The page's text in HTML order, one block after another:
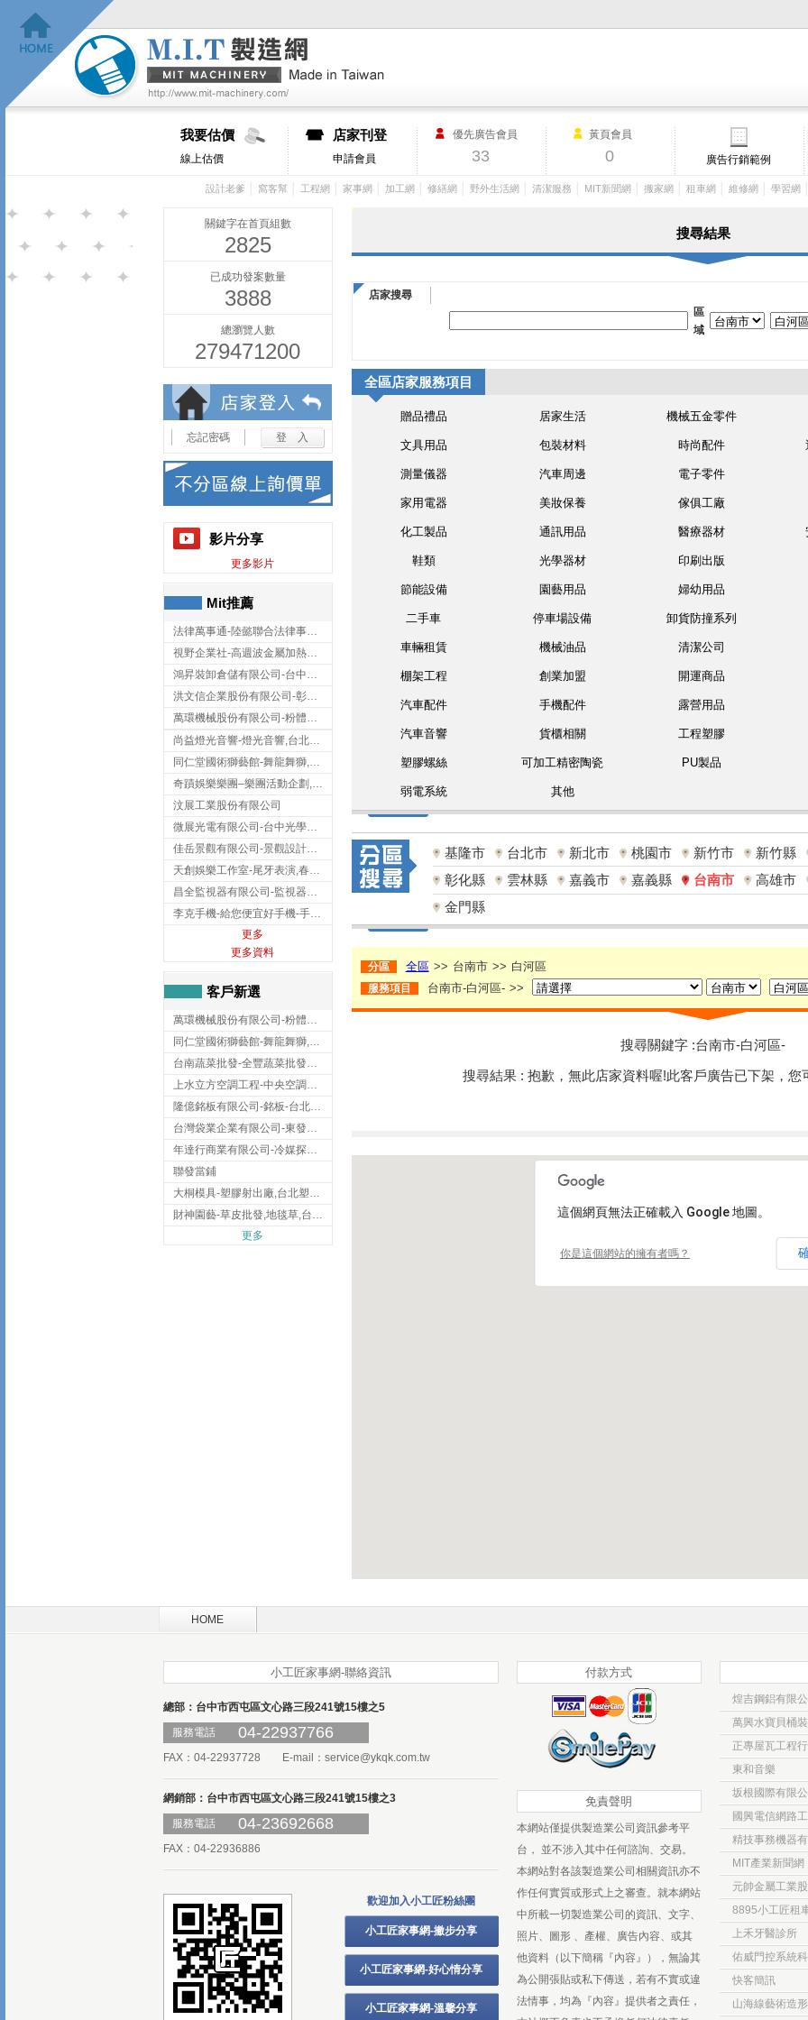
我要估價
線上估價
店家刊登
申請會員
優先廣告會員
33
黃頁會員
0 廣告行銷範例
設計老爹 窩客幫 工程網 家事網 加工網 修繕網 野外生活網 清潔服務 MIT新聞網 搬家網 租車網 維修網 學習網
關鍵字在首頁組數
2825
已成功發案數量
3888
總瀏覽人數
279471200
忘記密碼
影片分享
更多影片
Mit推薦
法律萬事通-陸懿聯合法律事務所
視野企業社-高週波金屬加熱設備,彰化高週波金屬加熱設備
鴻昇裝卸倉儲有限公司-台中貨櫃裝卸
洪文信企業股份有限公司-彰化鋅合金鑄造,彰化五金加工,彰化五金配件
萬環機械股份有限公司-粉體塗裝設備,輸送機,輸送機設備,台南輸送機
尚益燈光音響-燈光音響,台北燈光音響,台北燈光音響出租
同仁堂國術獅藝館-舞龍舞獅,台中舞龍舞獅
奇蹟娛樂樂團–樂團活動企劃,台中樂團表演,台中婚禮樂團
汶展工業股份有限公司
微展光電有限公司-台中光學鍍膜,optical filter taiwan,台灣光學鍍膜
佳岳景觀有限公司-景觀設計公司,台北景觀設計,台北景觀工程,中山區景觀設計
天創娛樂工作室-尾牙表演,春酒表演,板橋尾牙表演
昌全監視器有限公司-監視器安裝,高雄監視器安裝,鳳山區監視器安裝
李克手機-給您便宜好手機-手機收購,屏東手機收購
更多
更多資料
客戶新選
萬環機械股份有限公司-粉體塗裝設備,輸送機,輸送機設備,台南輸送機
同仁堂國術獅藝館-舞龍舞獅,台中舞龍舞獅
台南蔬菜批發-全豐蔬菜批發專送/台南蔬菜箱宅配到府
上水立方空調工程-中央空調規劃,台北中央空調規劃
隆億銘板有限公司-銘板-台北銘板-板橋銘板
台灣袋業企業有限公司-東發企業社/台中太空袋/太空包
年達行商業有限公司-冷媒探漏儀,壓力錶組,真空泵浦,台北冷凍空調材料
聯發當鋪
大桐模具-塑膠射出廠,台北塑膠射出廠
財神園藝-草皮批發,地毯草,台北草,彰化地毯草,彰化台北草
更多
搜尋結果
店家搜尋
區
域
全區店家服務項目
贈品禮品 居家生活 機械五金零件
文具用品 包裝材料 時尚配件
測量儀器 汽車周邊 電子零件
家用電器 美妝保養 傢俱工廠
化工製品 通訊用品 醫療器材
鞋類 光學器材 印刷出版
節能設備 園藝用品 婦幼用品
二手車 停車場設備 卸貨防撞系列
車輛租賃 機械油品 清潔公司
棚架工程 創業加盟 開運商品
汽車配件 手機配件 露營用品
汽車音響 貨櫃相關 工程塑膠
塑膠螺絲 可加工精密陶瓷 PU製品
弱電系統 其他
基隆市 台北市 新北市 桃園市 新竹市
新竹縣
彰化縣
雲林縣 嘉義市 嘉義縣 台南市
高雄市
金門縣
分區 全區 >> 台南市 >> 白河區
服務項目 台南市-白河區- >>
搜尋關鍵字 :台南市-白河區-
搜尋結果 : 抱歉，無此店家資料喔!此客戶廣告已下架，您
這個網頁無法正確載入 Google 地圖。
你是這個網站的擁有者嗎？
HOME
小工匠家事網-聯絡資訊
總部：台中市西屯區文心路三段241號15樓之5
服務電話
04-22937766
FAX：04-22937728 E-mail： service@ykqk.com.tw
網銷部：台中市西屯區文心路三段241號15樓之3
服務電話
04-23692668
FAX：04-22936886
歡迎加入小工匠粉絲團
小工匠家事網-撇步分享
小工匠家事網-好心情分享
小工匠家事網-溫馨分享
付款方式
免責聲明
本網站僅提供製造業公司資訊參考平
台， 並不涉入其中任何諮詢、交易。
本網站對各該製造業公司相關資訊亦不
作任何實質或形式上之審查。就本網站
中所載一切製造業公司的資訊、文字、
照片、圖形 、產權、廣告內容、或其
他資料（以下簡稱『內容』），無論其
為公開張貼或私下傳送，若有不實或違
法情事，均為『內容』提供者之責任，
煌吉鋼鋁有限
萬興水寶貝桶
正專屋瓦工程行
東和音樂
坂根國際有限
國興電信網路
精技事務機器
MIT產業新聞網
元帥金屬工業
8895小工匠租
上禾牙醫診所
佑威門控系統
快客簡訊
山海線藝術造